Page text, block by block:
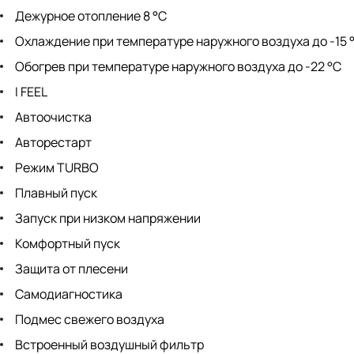
Дежурное отопление 8 °С
Охлаждение при температуре наружного воздуха до -15
Обогрев при температуре наружного воздуха до -22 °С
I FEEL
Автоочистка
Авторестарт
Режим TURBO
Плавный пуск
Запуск при низком напряжении
Комфортный пуск
Защита от плесени
Самодиагностика
Подмес свежего воздуха
Встроенный воздушный фильтр